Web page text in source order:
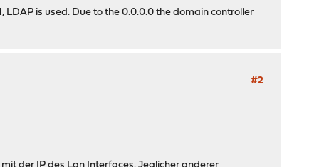
is used. Due to the 0.0.0.0 the domain controller
#2